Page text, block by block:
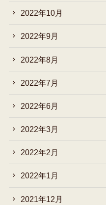
2022年10月
2022年9月
2022年8月
2022年7月
2022年6月
2022年3月
2022年2月
2022年1月
2021年12月